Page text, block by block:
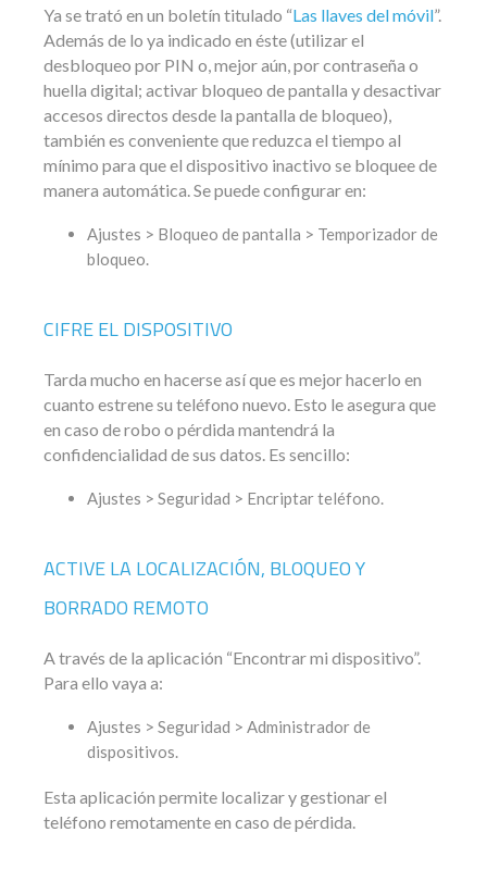
Ya se trató en un boletín titulado “Las llaves del móvil”.
Además de lo ya indicado en éste (utilizar el
desbloqueo por PIN o, mejor aún, por contraseña o
huella digital; activar bloqueo de pantalla y desactivar
accesos directos desde la pantalla de bloqueo),
también es conveniente que reduzca el tiempo al
mínimo para que el dispositivo inactivo se bloquee de
manera automática. Se puede configurar en:
Ajustes > Bloqueo de pantalla > Temporizador de
bloqueo.
CIFRE EL DISPOSITIVO
Tarda mucho en hacerse así que es mejor hacerlo en
cuanto estrene su teléfono nuevo. Esto le asegura que
en caso de robo o pérdida mantendrá la
confidencialidad de sus datos. Es sencillo:
Ajustes > Seguridad > Encriptar teléfono.
ACTIVE LA LOCALIZACIÓN, BLOQUEO Y
BORRADO REMOTO
A través de la aplicación “Encontrar mi dispositivo”.
Para ello vaya a:
Ajustes > Seguridad > Administrador de
dispositivos.
Esta aplicación permite localizar y gestionar el
teléfono remotamente en caso de pérdida.